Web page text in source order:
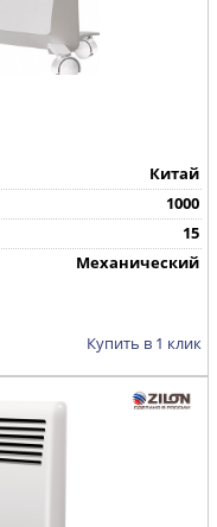
Китай
1000
15
Механический
Купить в 1 клик